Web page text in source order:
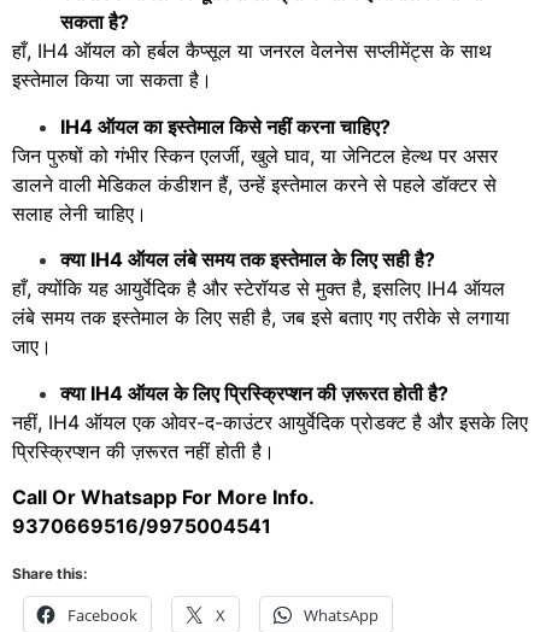
सकता है?
हाँ, IH4 ऑयल को हर्बल कैप्सूल या जनरल वेलनेस सप्लीमेंट्स के साथ
इस्तेमाल किया जा सकता है।
IH4 ऑयल का इस्तेमाल किसे नहीं करना चाहिए?
जिन पुरुषों को गंभीर स्किन एलर्जी, खुले घाव, या जेनिटल हेल्थ पर असर
डालने वाली मेडिकल कंडीशन हैं, उन्हें इस्तेमाल करने से पहले डॉक्टर से
सलाह लेनी चाहिए।
क्या IH4 ऑयल लंबे समय तक इस्तेमाल के लिए सही है?
हाँ, क्योंकि यह आयुर्वेदिक है और स्टेरॉयड से मुक्त है, इसलिए IH4 ऑयल
लंबे समय तक इस्तेमाल के लिए सही है, जब इसे बताए गए तरीके से लगाया
जाए।
क्या IH4 ऑयल के लिए प्रिस्क्रिप्शन की ज़रूरत होती है?
नहीं, IH4 ऑयल एक ओवर-द-काउंटर आयुर्वेदिक प्रोडक्ट है और इसके लिए
प्रिस्क्रिप्शन की ज़रूरत नहीं होती है।
Call Or Whatsapp For More Info.
9370669516/9975004541
Share this:
Facebook X WhatsApp